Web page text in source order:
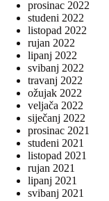
prosinac 2022
studeni 2022
listopad 2022
rujan 2022
lipanj 2022
svibanj 2022
travanj 2022
ožujak 2022
veljača 2022
siječanj 2022
prosinac 2021
studeni 2021
listopad 2021
rujan 2021
lipanj 2021
svibanj 2021